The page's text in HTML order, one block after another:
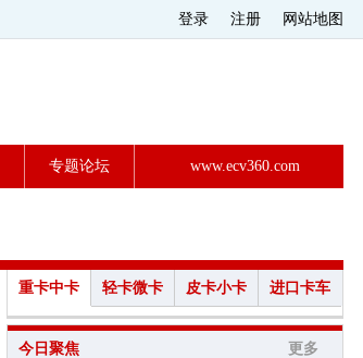
登录 注册 网站地图
专题论坛 www.ecv360.com
重卡中卡 轻卡微卡 皮卡小卡 进口卡车
今日聚焦 更多